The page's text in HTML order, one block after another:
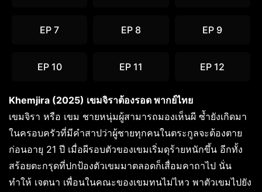
EP 7 EP 8 EP 9
EP 10 EP 11 EP 12
Khemjira (2025) เขมจิราต้องรอด พากย์ไทย
เขมจิรา หรือ เขม ชายหนุ่มผู้สามารถมองเห็นผี ซ้ำยังเกิดมา
ในครอบครัวที่มีคำสาปว่าผู้ชายทุกคนในตระกูลจะต้องตาย
ก่อนอายุ 21 ปี เมื่อผีรอบตัวของเขมเริ่มดุร้ายหนักขึ้น อีกทั้ง
สร้อยตะกรุดที่ปกป้องตัวเขมมาตลอดก็เสื่อมคาถาไป นั่น
ทำให้ เจตนา เพื่อนในคณะของเขมทนไม่ไหว พาตัวเขมไปยัง